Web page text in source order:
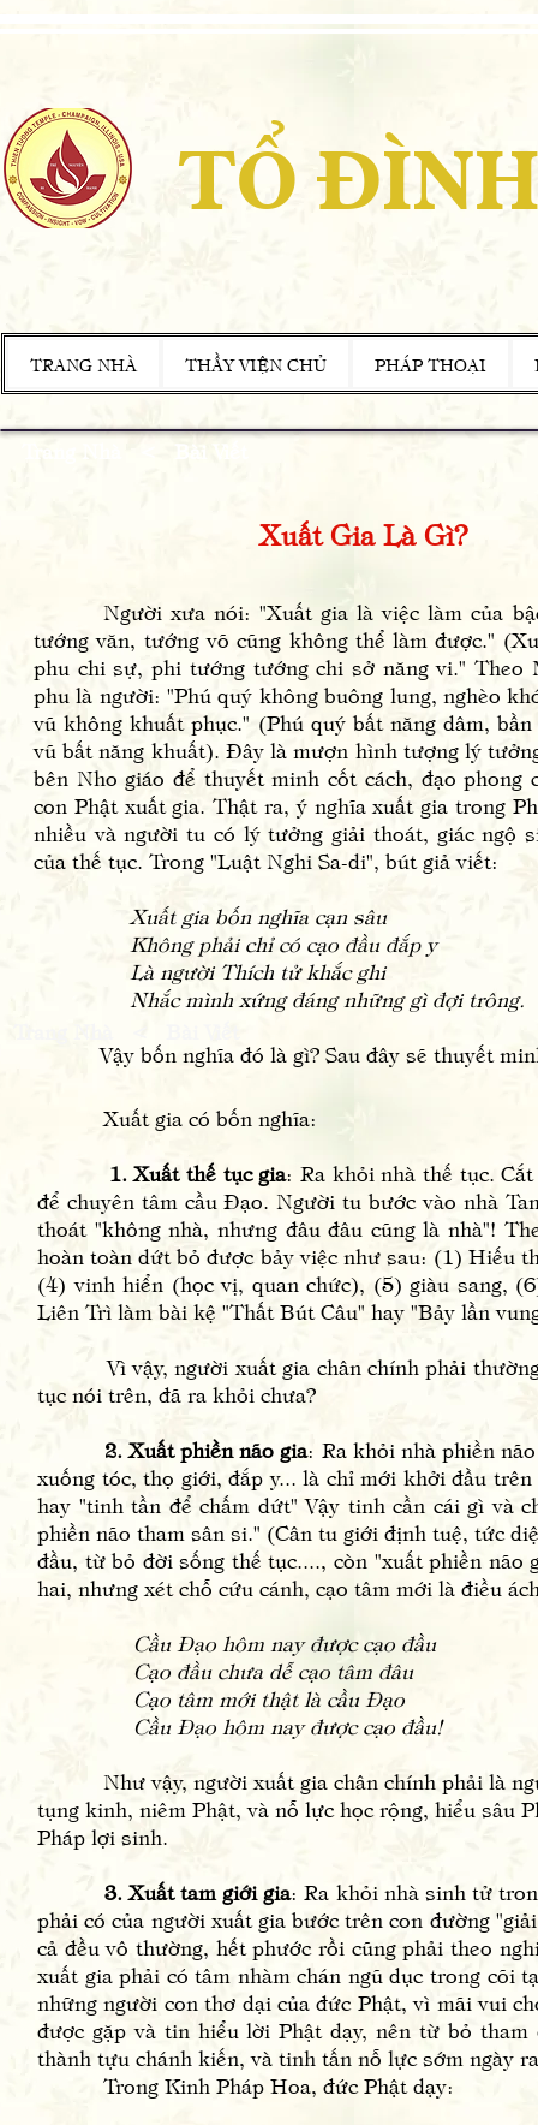
TỔ
TRANG NHÀ THẦY VIỆN CHỦ PHÁP THOẠI
Bài Viết
Xuất Gia Là Gì?
Người xưa nói: "Xuất gia là việc làm của
tướng văn, tướng võ cũng không thể làm được."
phu chi sự, phi tướng tướng chi sở năng vi." Theo
phu là người: "Phú quý không buông lung, nghèo
vũ không khuất phục." (Phú quý bất năng dâm,
vũ bất năng khuất). Đây là mượn hình tượng lý
bên Nho giáo để thuyết minh cốt cách, đạo phong
con Phật xuất gia. Thật ra, ý nghĩa xuất gia trong
nhiều và người tu có lý tưởng giải thoát, giác ngộ
của thế tục. Trong "Luật Nghi Sa-di", bút giả viết:
Xuất gia bốn nghĩa cạn sâu
Không phải chỉ có cạo đầu đắp y
Là người Thích tử khắc ghi
Nhắc mình xứng đáng những gì đợi trông.
Vậy bốn nghĩa đó là gì? Sau đây sẽ thuyết
Xuất gia có bốn nghĩa:
1. Xuất thế tục gia: Ra khỏi nhà thế tục.
để chuyên tâm cầu Đạo. Người tu bước vào nhà
thoát "không nhà, nhưng đâu đâu cũng là nhà"!
hoàn toàn dứt bỏ được bảy việc như sau: (1) Hiếu
(4) vinh hiển (học vị, quan chức), (5) giàu sang,
Liên Trì làm bài kệ "Thất Bút Câu" hay "Bảy lần
Vì vậy, người xuất gia chân chính phải thường
tục nói trên, đã ra khỏi chưa?
2. Xuất phiền não gia: Ra khỏi nhà phiền
xuống tóc, thọ giới, đắp y... là chỉ mới khởi đầu
hay "tinh tần để chấm dứt" Vậy tinh cần cái gì và
phiền não tham sân si." (Cân tu giới định tuệ, tức
đầu, từ bỏ đời sống thế tục...., còn "xuất phiền
hai, nhưng xét chỗ cứu cánh, cạo tâm mới là điều
Cầu Đạo hôm nay được cạo đầu
Cạo đầu chưa dễ cạo tâm đâu
Cạo tâm mới thật là cầu Đạo
Cầu Đạo hôm nay được cạo đầu!
Như vậy, người xuất gia chân chính phải là
tụng kinh, niêm Phật, và nỗ lực học rộng, hiểu sâu
Pháp lợi sinh.
3. Xuất tam giới gia: Ra khỏi nhà sinh tử
phải có của người xuất gia bước trên con đường
cả đều vô thường, hết phước rồi cũng phải theo
xuất gia phải có tâm nhàm chán ngũ dục trong cõi
những người con thơ dại của đức Phật, vì mãi vui
được gặp và tin hiểu lời Phật dạy, nên từ bỏ
thành tựu chánh kiến, và tinh tấn nỗ lực sớm ngày
Trong Kinh Pháp Hoa, đức Phật dạy: